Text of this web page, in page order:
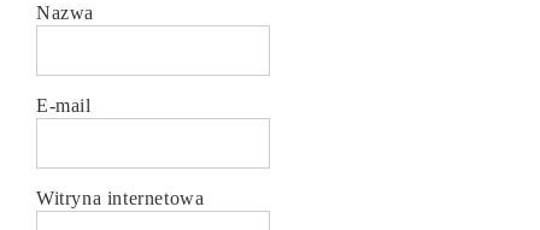
Nazwa
E-mail
Witryna internetowa